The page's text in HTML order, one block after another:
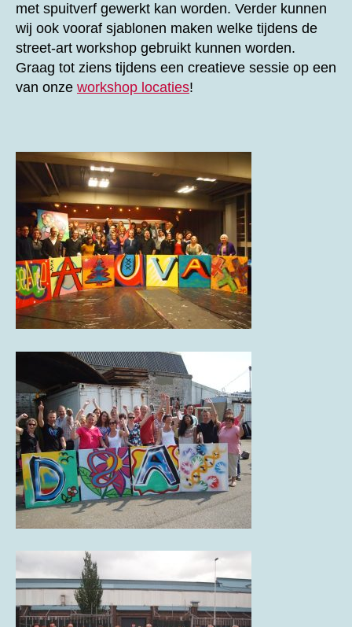
met spuitverf gewerkt kan worden. Verder kunnen
wij ook vooraf sjablonen maken welke tijdens de
street-art workshop gebruikt kunnen worden.
Graag tot ziens tijdens een creatieve sessie op een
van onze workshop locaties!